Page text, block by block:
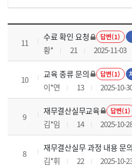
재무결산실무 과정 목록 으로 번호, 제목, 작성자, 조회수, 등록 일로 나열 되고 있습니다.
11
수료 확인 요청 답변(1)
황* 21 2025-11-03
10
교육 종류 문의 답변(1)
이*연 13 2025-10-
9
재무결산실무교육 답변(1)
김*임 14 2025-10-
8
재무결산실무 과정 내용 문의
김*휘 22 2025-10-